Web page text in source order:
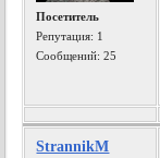
Посетитель
Репутация: 1
Сообщений: 25
StrannikM